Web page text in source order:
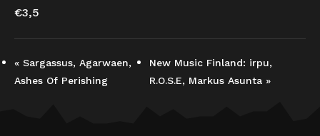
€3,5
« Sargassus, Agarwaen,
Ashes Of Perishing
New Music Finland: irpu,
R.O.S.E, Markus Asunta »